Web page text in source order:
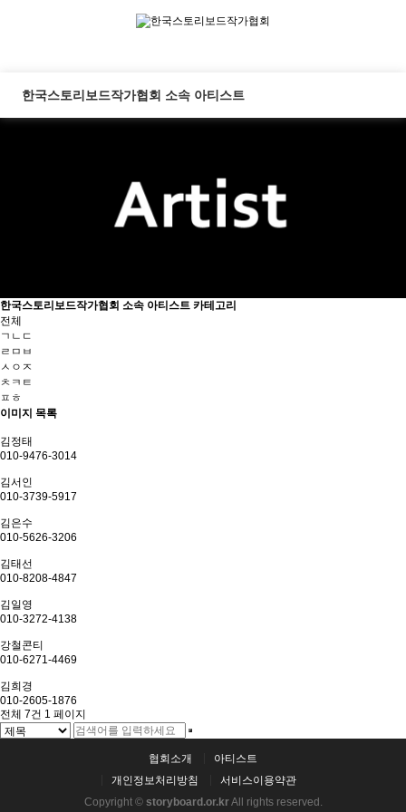
한국스토리보드작가협회 소속 아티스트
한국스토리보드작가협회 소속 아티스트 카테고리
전체
ㄱㄴㄷ
ㄹㅁㅂ
ㅅㅇㅈ
ㅊㅋㅌ
ㅍㅎ
이미지 목록
김정태
010-9476-3014
김서인
010-3739-5917
김은수
010-5626-3206
김태선
010-8208-4847
김일영
010-3272-4138
강철콘티
010-6271-4469
김희경
010-2605-1876
전체 7건 1 페이지
협회소개
아티스트
개인정보처리방침
서비스이용약관
Copyright © storyboard.or.krAll rights reserved.